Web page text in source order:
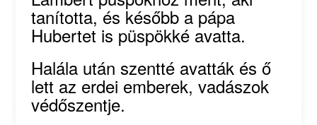
tanította, és később a pápa
Hubertet is püspökké avatta.
Halála után szentté avatták és ő
lett az erdei emberek, vadászok
védőszentje.